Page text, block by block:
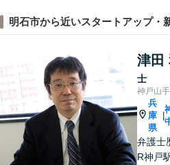
明石市から近いスタートアップ・
津田
士
神戸山
兵
庫
県
弁護士
R神戸